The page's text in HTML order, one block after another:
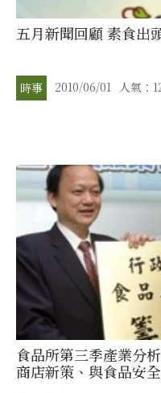
五月新聞回顧 素食出
時事 2010/06/01 人氣：
食品所第三季產業分
商店新策、與食品安